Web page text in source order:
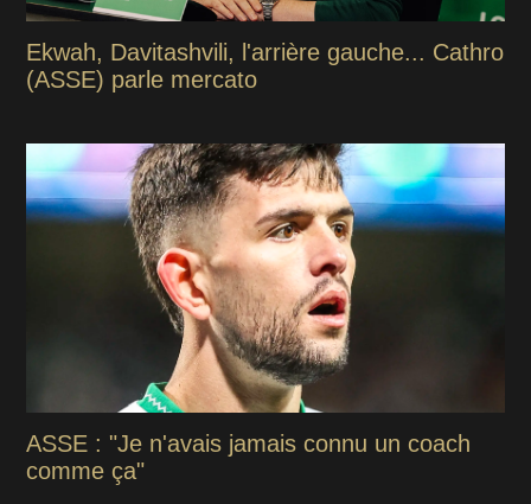
Ekwah, Davitashvili, l'arrière gauche... Cathro
(ASSE) parle mercato
ASSE : "Je n'avais jamais connu un coach
comme ça"